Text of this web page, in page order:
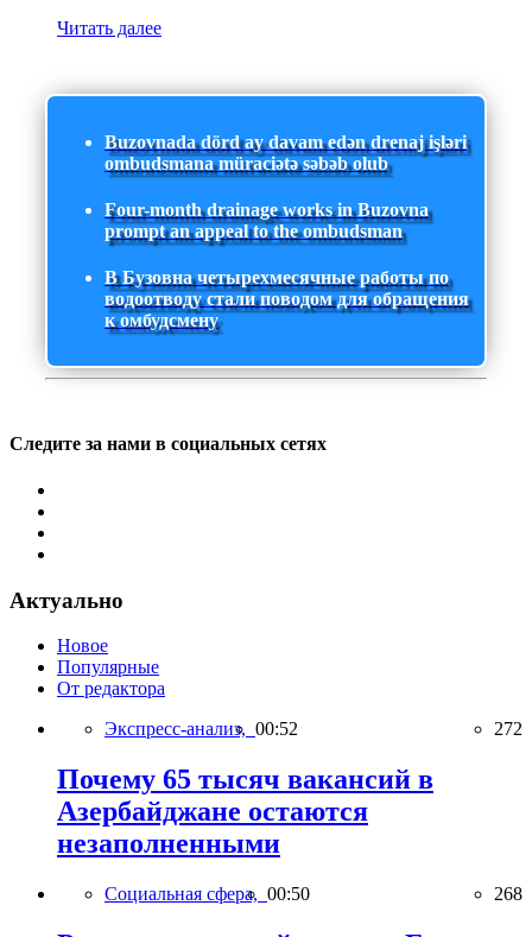
Читать далее
Buzovnada dörd ay davam edən drenaj işləri
ombudsmana müraciətə səbəb olub
Four-month drainage works in Buzovna
prompt an appeal to the ombudsman
В Бузовна четырехмесячные работы по
водоотводу стали поводом для обращения
к омбудсмену
Следите за нами в социальных сетях
Актуально
Новое
Популярные
От редактора
Экспресс-анализ, 00:52 272
Почему 65 тысяч вакансий в
Азербайджане остаются
незаполненными
Социальная сфера, 00:50 268